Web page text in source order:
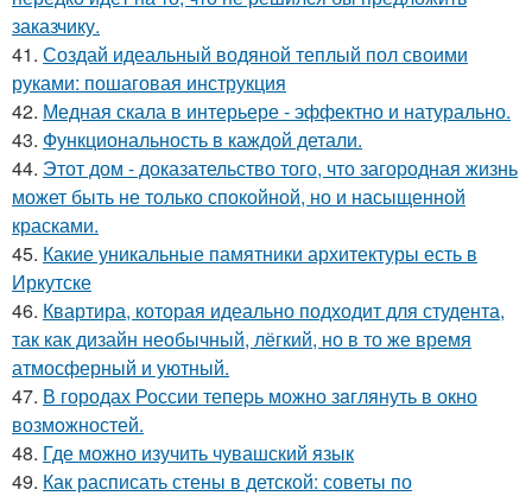
заказчику.
41. Создай идеальный водяной теплый пол своими
руками: пошаговая инструкция
42. Медная скала в интерьере - эффектно и натурально.
43. Функциональность в каждой детали.
44. Этот дом - доказательство того, что загородная жизнь
может быть не только спокойной, но и насыщенной
красками.
45. Какие уникальные памятники архитектуры есть в
Иркутске
46. Квартира, которая идеально подходит для студента,
так как дизайн необычный, лёгкий, но в то же время
атмосферный и уютный.
47. В городах России тепеpь можно зaглянуть в окно
возмoжностей.
48. Где можно изучить чувашский язык
49. Как расписать стены в детской: советы по